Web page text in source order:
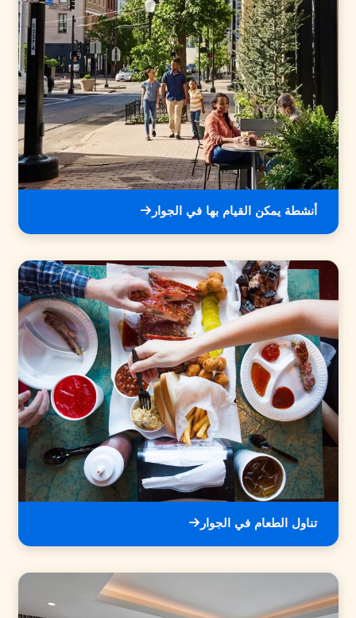
أنشطة يمكن القيام بها في الجوار
تناول الطعام في الجوار